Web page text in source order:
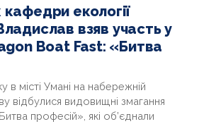
PROJECT
екології
взяв участь у
Boat Fast: «Битва
в місті Умані на набережній
відбулися видовищні змагання
професій», які об’єднали